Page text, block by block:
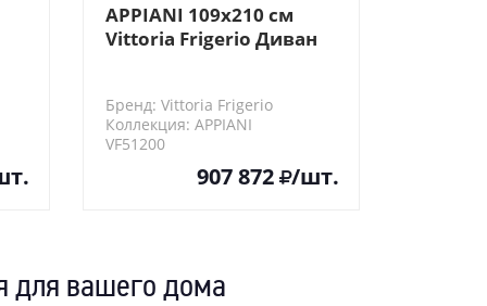
APPIANI 109х210 см
Vittoria Frigerio Диван
Бренд: Vittoria Frigerio
Коллекция: APPIANI
VF51200
907 872 /шт.
для вашего дома